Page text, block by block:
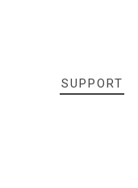
SUPPORT